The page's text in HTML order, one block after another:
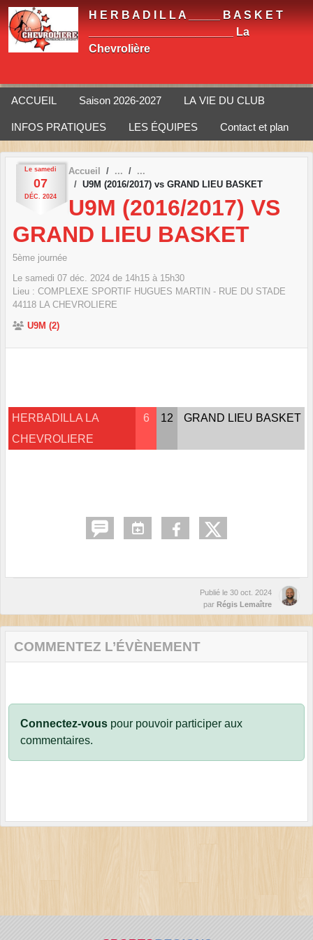
H E R B A D I L L A _____ B A S K E T
_______________________ La
Chevrolière
ACCUEIL Saison 2026-2027 LA VIE DU CLUB
INFOS PRATIQUES LES ÉQUIPES Contact et plan
Le samedi
07
DÉC. 2024
Accueil
U9M (2016/2017) vs GRAND LIEU BASKET
U9M (2016/2017) VS
GRAND LIEU BASKET
5ème journée
Le samedi 07 déc. 2024 de 14h15 à 15h30
Lieu : COMPLEXE SPORTIF HUGUES MARTIN - RUE DU STADE
44118 LA CHEVROLIERE
U9M (2)
HERBADILLA LA
CHEVROLIERE
6 12 GRAND LIEU BASKET
Publié le 30 oct. 2024
par Régis Lemaître
COMMENTEZ L’ÉVÈNEMENT
Connectez-vous pour pouvoir participer aux
commentaires.
Panneau de gestion des cookies